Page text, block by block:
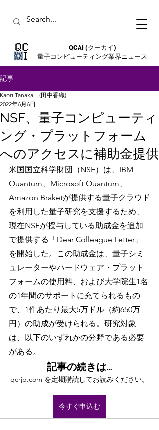
QCAI (クーカイ)
量子コンピューティング業界ニュース
記事
NSF、量子コンピューティ
ング・プラットフォーム
へのアクセスに補助金提供
Kaori Tanaka (田中香織)
2022年6月6日
米国国立科学財団（NSF）は、IBM
Quantum、Microsoft Quantum、
Amazon Braketが提供する量子クラウド
を利用した量子研究を支援するため、
現在NSFが授与している助成金を追加
で提供する「Dear Colleague Letter」
を開始した。この助成金は、量子シミ
ュレーターやハードウェア・プラット
フォームの使用料、および大学院生1名
の1年間のサポートに充てられるもの
で、1件あたり最大5万ドル（約650万
円）の助成が受けられる。研究対象
は、以下のいずれかの分野である必要
がある。
記事の続きは…
qcrjp.com を定期購読してお読みください。
今すぐ申込む